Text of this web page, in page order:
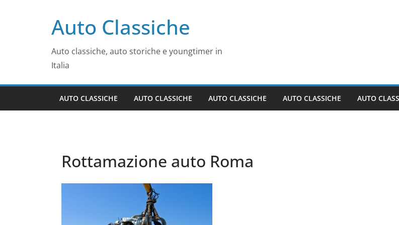
Auto Classiche
Auto classiche, auto storiche e youngtimer in
Italia
AUTO CLASSICHE AUTO CLASSICHE AUTO CLASSICHE AUTO CLASSICHE AUTO
Rottamazione auto Roma